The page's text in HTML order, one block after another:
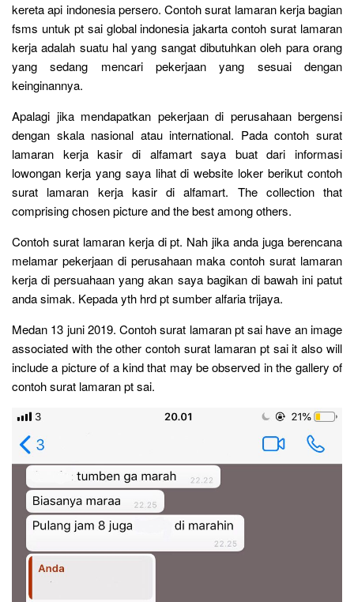
kereta api indonesia persero. Contoh surat lamaran kerja bagian
fsms untuk pt sai global indonesia jakarta contoh surat lamaran
kerja adalah suatu hal yang sangat dibutuhkan oleh para orang
yang sedang mencari pekerjaan yang sesuai dengan
keinginannya.
Apalagi jika mendapatkan pekerjaan di perusahaan bergensi
dengan skala nasional atau international. Pada contoh surat
lamaran kerja kasir di alfamart saya buat dari informasi
lowongan kerja yang saya lihat di website loker berikut contoh
surat lamaran kerja kasir di alfamart. The collection that
comprising chosen picture and the best among others.
Contoh surat lamaran kerja di pt. Nah jika anda juga berencana
melamar pekerjaan di perusahaan maka contoh surat lamaran
kerja di persuahaan yang akan saya bagikan di bawah ini patut
anda simak. Kepada yth hrd pt sumber alfaria trijaya.
Medan 13 juni 2019. Contoh surat lamaran pt sai have an image
associated with the other contoh surat lamaran pt sai it also will
include a picture of a kind that may be observed in the gallery of
contoh surat lamaran pt sai.